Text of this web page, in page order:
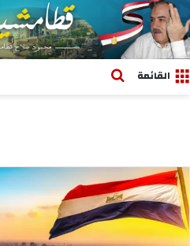
القائمة